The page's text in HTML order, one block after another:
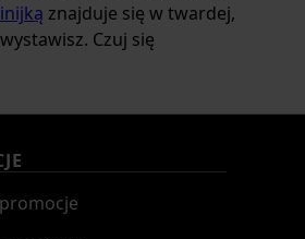
znajduje się w twardej,
Czuj się